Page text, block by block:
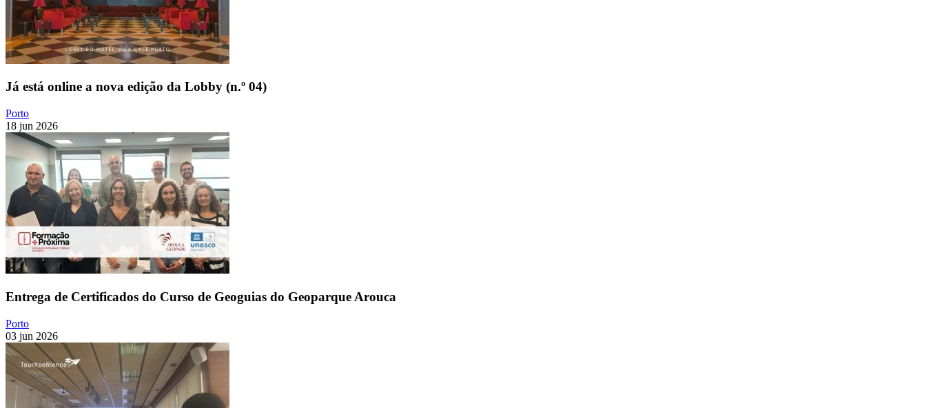
Já está online a nova edição da Lobby (n.º 04)
Porto
18 jun 2026
Entrega de Certificados do Curso de Geoguias do Geoparque Arouca
Porto
03 jun 2026